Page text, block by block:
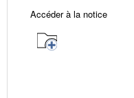
Accéder à la notice